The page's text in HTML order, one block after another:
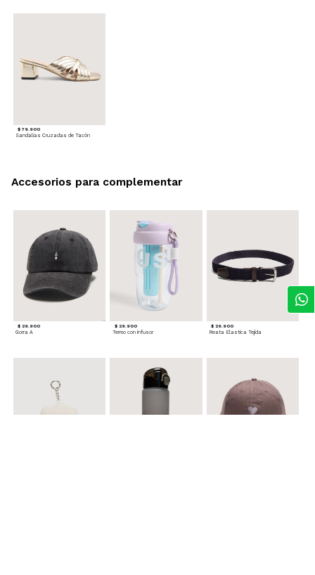
$ 79.900
Sandalias Cruzadas de Tacón
$ 29.900
Gorra A
$ 29.900
Termo con infusor
$ 29.900
Reata Elastica Tejida
Accesorios para complementar